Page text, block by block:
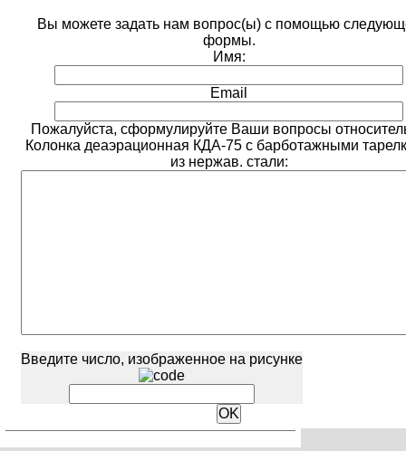
Вы можете задать нам вопрос(ы) с помощью
формы.
Имя:
Email
Пожалуйста, сформулируйте Ваши вопросы
Колонка деаэрационная КДА-75 с барботажными
из нержав. стали:
Введите число, изображенное на рисунке